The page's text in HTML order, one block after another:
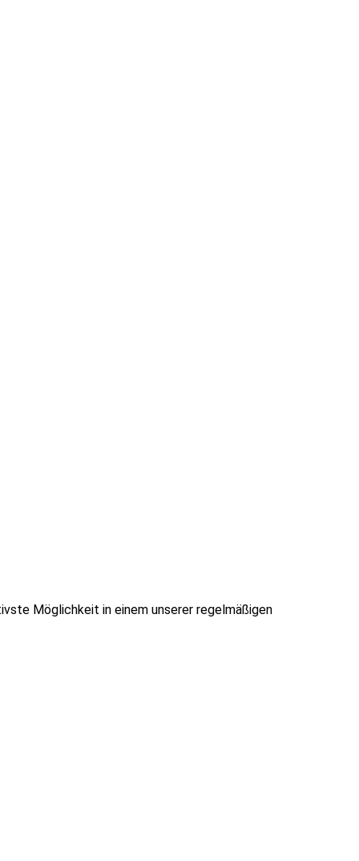
Möglichkeit in einem unserer regelmäßigen